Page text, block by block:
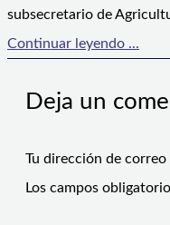
subsecretario de
Continuar leyendo ...
Deja un
Tu dirección de
Los campos